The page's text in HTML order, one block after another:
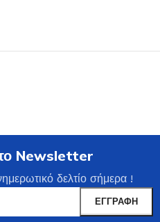
Newsletter
δελτίο σήμερα !